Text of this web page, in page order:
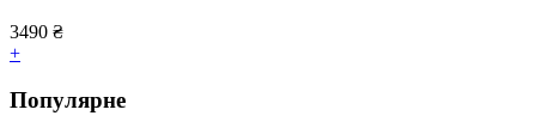
3490 ₴
+
Популярне